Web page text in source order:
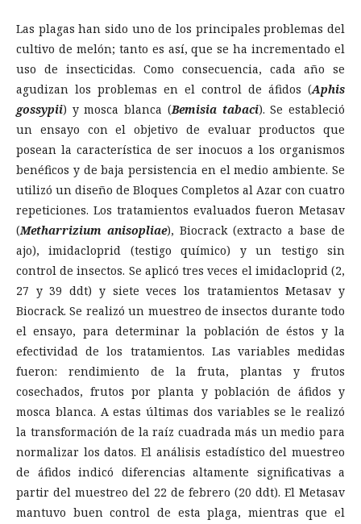
Las plagas han sido uno de los principales problemas del
cultivo de melón; tanto es así, que se ha incrementado el
uso de insecticidas. Como consecuencia, cada año se
agudizan los problemas en el control de áfidos (Aphis
gossypii) y mosca blanca (Bemisia tabaci). Se estableció
un ensayo con el objetivo de evaluar productos que
posean la característica de ser inocuos a los organismos
benéficos y de baja persistencia en el medio ambiente. Se
utilizó un diseño de Bloques Completos al Azar con cuatro
repeticiones. Los tratamientos evaluados fueron Metasav
(Metharrizium anisopliae), Biocrack (extracto a base de
ajo), imidacloprid (testigo químico) y un testigo sin
control de insectos. Se aplicó tres veces el imidacloprid (2,
27 y 39 ddt) y siete veces los tratamientos Metasav y
Biocrack. Se realizó un muestreo de insectos durante todo
el ensayo, para determinar la población de éstos y la
efectividad de los tratamientos. Las variables medidas
fueron: rendimiento de la fruta, plantas y frutos
cosechados, frutos por planta y población de áfidos y
mosca blanca. A estas últimas dos variables se le realizó
la transformación de la raíz cuadrada más un medio para
normalizar los datos. El análisis estadístico del muestreo
de áfidos indicó diferencias altamente significativas a
partir del muestreo del 22 de febrero (20 ddt). El Metasav
mantuvo buen control de esta plaga, mientras que el